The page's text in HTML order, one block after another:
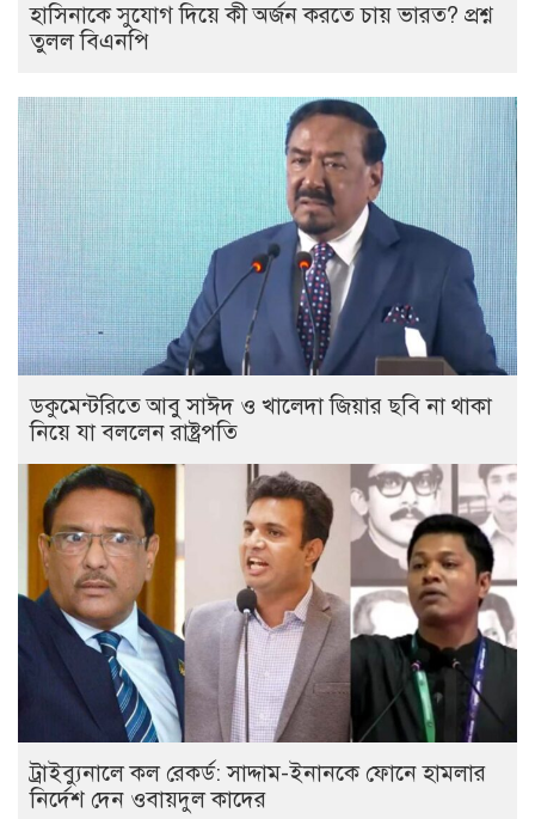
হাসিনাকে সুযোগ দিয়ে কী অর্জন করতে চায় ভারত? প্রশ্ন
তুলল বিএনপি
ডকুমেন্টরিতে আবু সাঈদ ও খালেদা জিয়ার ছবি না থাকা
নিয়ে যা বললেন রাষ্ট্রপতি
ট্রাইব্যুনালে কল রেকর্ড: সাদ্দাম-ইনানকে ফোনে হামলার
নির্দেশ দেন ওবায়দুল কাদের